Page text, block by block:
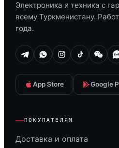
Электроника и техника с
всему Туркменистану.
года.
App Store Google
ПОКУПАТЕЛЯМ
Доставка и оплата